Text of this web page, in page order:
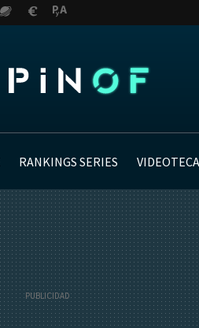
RANKINGS SERIES